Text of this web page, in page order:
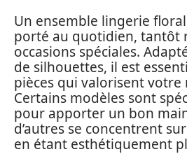
Un ensemble lingerie
porté au quotidien, tantôt
occasions spéciales.
de silhouettes, il est
pièces qui valorisent
Certains modèles sont
pour apporter un bon
d’autres se concentrent
en étant esthétiquement